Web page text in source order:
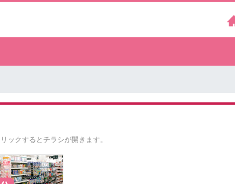
ックするとチラシが開きます。